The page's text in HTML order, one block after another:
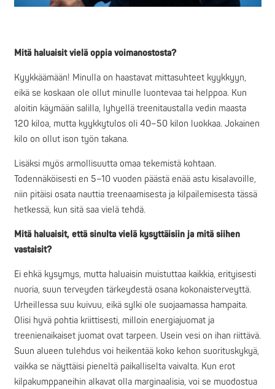
Mitä haluaisit vielä oppia voimanostosta?
Kyykkäämään! Minulla on haastavat mittasuhteet kyykkyyn,
eikä se koskaan ole ollut minulle luontevaa tai helppoa. Kun
aloitin käymään salilla, lyhyellä treenitaustalla vedin maasta
120 kiloa, mutta kyykkytulos oli 40–50 kilon luokkaa. Jokainen
kilo on ollut ison työn takana.
Lisäksi myös armollisuutta omaa tekemistä kohtaan.
Todennäköisesti en 5–10 vuoden päästä enää astu kisalavoille,
niin pitäisi osata nauttia treenaamisesta ja kilpailemisesta tässä
hetkessä, kun sitä saa vielä tehdä.
Mitä haluaisit, että sinulta vielä kysyttäisiin ja mitä siihen
vastaisit?
Ei ehkä kysymys, mutta haluaisin muistuttaa kaikkia, erityisesti
nuoria, suun terveyden tärkeydestä osana kokonaisterveyttä.
Urheillessa suu kuivuu, eikä sylki ole suojaamassa hampaita.
Olisi hyvä pohtia kriittisesti, milloin energiajuomat ja
treenienaikaiset juomat ovat tarpeen. Usein vesi on ihan riittävä.
Suun alueen tulehdus voi heikentää koko kehon suorituskykyä,
vaikka se näyttäisi pieneltä paikalliselta vaivalta. Kun erot
kilpakumppaneihin alkavat olla marginaalisia, voi se muodostua